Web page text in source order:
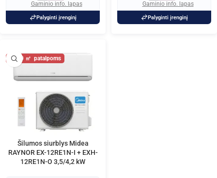
Gaminio info. lapas
Palyginti įrenginį
Gaminio info. lapas
Palyginti įrenginį
60
Šilumos siurblys Midea
RAYNOR EX-12RE1N-I + EXH-
12RE1N-O 3,5/4,2 kW